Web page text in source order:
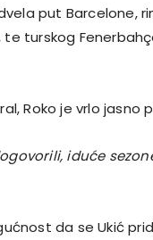
put Barcelone,
turskog
Roko je vrlo jasno
iduće
da se Ukić